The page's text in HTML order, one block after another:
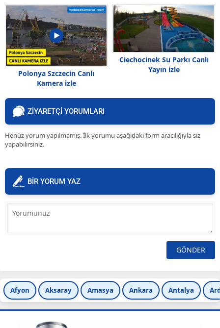
Polonya Szczecin Canlı
Kamera izle
Ciechocinek Su Parkı Canlı
Yayın izle
ZİYARETÇİ YORUMLARI
Henüz yorum yapılmamış. İlk yorumu aşağıdaki form aracılığıyla siz
yapabilirsiniz.
BİR YORUM YAZ
Afyon Aksaray Amasya Ankara Antalya